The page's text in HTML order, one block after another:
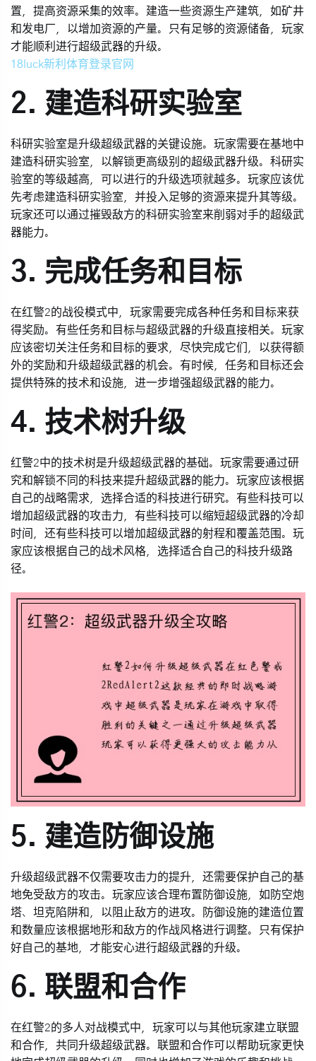
置，提高资源采集的效率。建造一些资源生产建筑，如矿井
和发电厂，以增加资源的产量。只有足够的资源储备，玩家
才能顺利进行超级武器的升级。
18luck新利体育登录官网
2. 建造科研实验室
科研实验室是升级超级武器的关键设施。玩家需要在基地中
建造科研实验室，以解锁更高级别的超级武器升级。科研实
验室的等级越高，可以进行的升级选项就越多。玩家应该优
先考虑建造科研实验室，并投入足够的资源来提升其等级。
玩家还可以通过摧毁敌方的科研实验室来削弱对手的超级武
器能力。
3. 完成任务和目标
在红警2的战役模式中，玩家需要完成各种任务和目标来获
得奖励。有些任务和目标与超级武器的升级直接相关。玩家
应该密切关注任务和目标的要求，尽快完成它们，以获得额
外的奖励和升级超级武器的机会。有时候，任务和目标还会
提供特殊的技术和设施，进一步增强超级武器的能力。
4. 技术树升级
红警2中的技术树是升级超级武器的基础。玩家需要通过研
究和解锁不同的科技来提升超级武器的能力。玩家应该根据
自己的战略需求，选择合适的科技进行研究。有些科技可以
增加超级武器的攻击力，有些科技可以缩短超级武器的冷却
时间，还有些科技可以增加超级武器的射程和覆盖范围。玩
家应该根据自己的战术风格，选择适合自己的科技升级路
径。
5. 建造防御设施
升级超级武器不仅需要攻击力的提升，还需要保护自己的基
地免受敌方的攻击。玩家应该合理布置防御设施，如防空炮
塔、坦克陷阱和，以阻止敌方的进攻。防御设施的建造位置
和数量应该根据地形和敌方的作战风格进行调整。只有保护
好自己的基地，才能安心进行超级武器的升级。
6. 联盟和合作
在红警2的多人对战模式中，玩家可以与其他玩家建立联盟
和合作，共同升级超级武器。联盟和合作可以帮助玩家更快